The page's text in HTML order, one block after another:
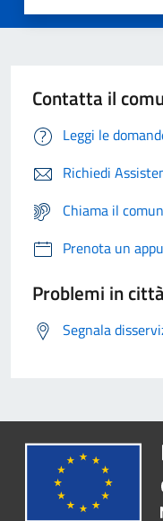
Contatta il
Leggi le
Richiedi
Chiama il
Prenota un
Problemi in città
Segnala